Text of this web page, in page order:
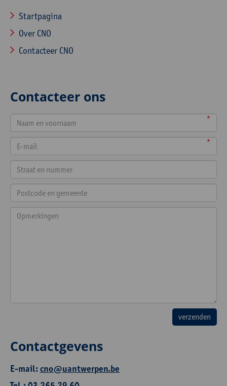
Startpagina
Over CNO
Contacteer CNO
Contacteer ons
*
*
Contactgevens
E-mail:cno@uantwerpen.be